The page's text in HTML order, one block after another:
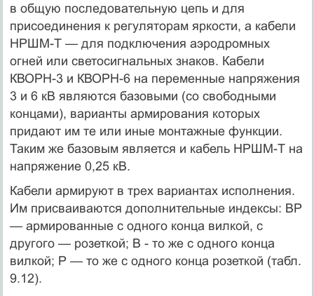
в общую последовательную цепь и для
присоединения к регуляторам яркости, а кабели
НРШМ-Т — для подключения аэродромных
огней или светосигнальных знаков. Кабели
КВОРН-3 и КВОРН-6 на переменные напряжения
3 и 6 кВ являются базовыми (со свободными
концами), варианты армирования которых
придают им те или иные монтажные функции.
Таким же базовым является и кабель НРШМ-Т на
напряжение 0,25 кВ.
Кабели армируют в трех вариантах исполнения.
Им присваиваются дополнительные индексы: ВР
— армированные с одного конца вилкой, с
другого — розеткой; В - то же с одного конца
вилкой; Р — то же с одного конца розеткой (табл.
9.12).